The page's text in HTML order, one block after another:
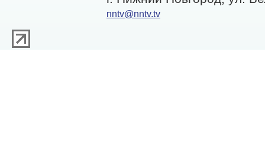
nntv@nntv.tv